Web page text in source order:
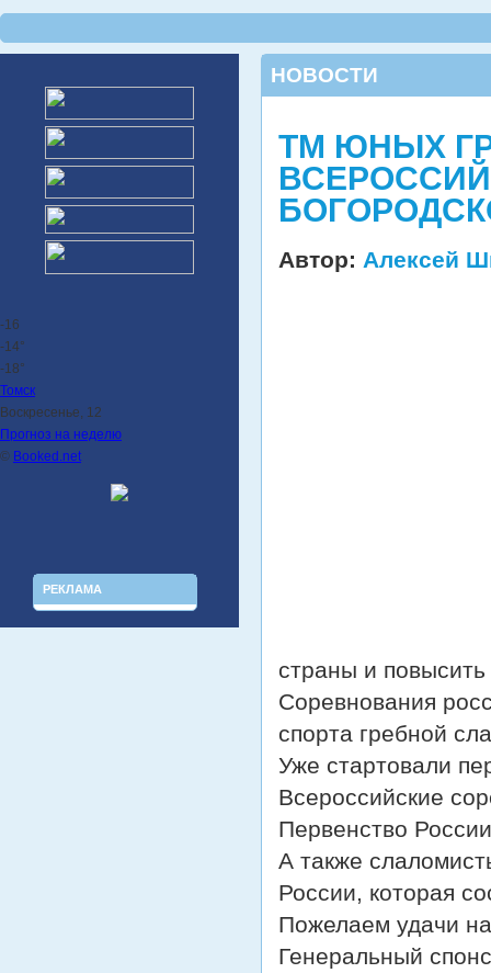
-16
-14°
-18°
Томск
Воскресенье, 12
Прогноз на неделю
© Booked.net
РЕКЛАМА
НОВОСТИ
ТМ ЮНЫХ
Автор: Алексей
страны и повысить
Соревнования
спорта гребной
Уже стартовали
Всероссийские
Первенство
А также
России, которая
Пожелаем удачи
Генеральный